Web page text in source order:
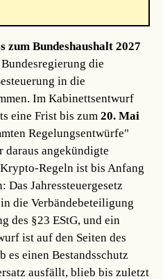
zum Bundeshaushalt 2027
die
in die
Im Kabinettsentwurf
eine Frist bis zum20. Mai
Regelungsentwürfe"
daraus angekündigte
Regeln ist bis Anfang
Jahressteuergesetz
die Verbändebeteiligung
des §23 EStG, und ein
ist auf den Seiten des
es einen Bestandsschutz
ausfällt, blieb bis zuletzt